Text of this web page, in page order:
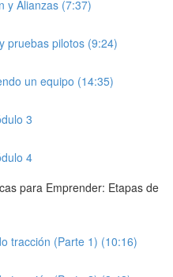
y Alianzas (7:37)
pruebas pilotos (9:24)
un equipo (14:35)
3
4
para Emprender: Etapas de
tracción (Parte 1) (10:16)